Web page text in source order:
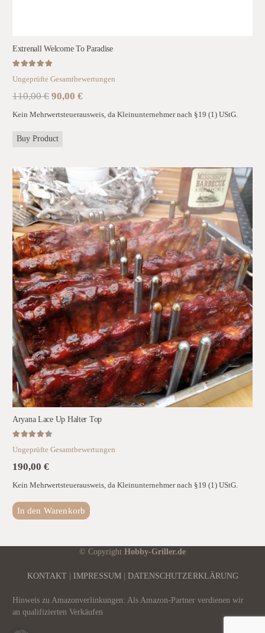
Extrenall Welcome To Paradise
Ungeprüfte Gesamtbewertungen
110,00€ Ursprünglicher
110,00 €
90,00 €Aktueller
Preis
Kein Mehrwertsteuerausweis, da Kleinunternehmer nach §19 (1) UStG.
Buy Product
Aryana Lace Up Halter Top
Ungeprüfte Gesamtbewertungen
190,00 €
Kein Mehrwertsteuerausweis, da Kleinunternehmer nach §19 (1) UStG.
In den Warenkorb
© Copyright Hobby-Griller.de
KONTAKT IMPRESSUM| DATENSCHUTZERKLÄRUNG
Hinweis zu Amazonverlinkungen: Als Amazon-Partner verdienen wir
an qualifizierten Verkäufen